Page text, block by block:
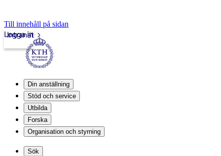
Till innehåll på sidan
Intranät
Logga in
Din anställning
Stöd och service
Utbilda
Forska
Organisation och styrning
Sök